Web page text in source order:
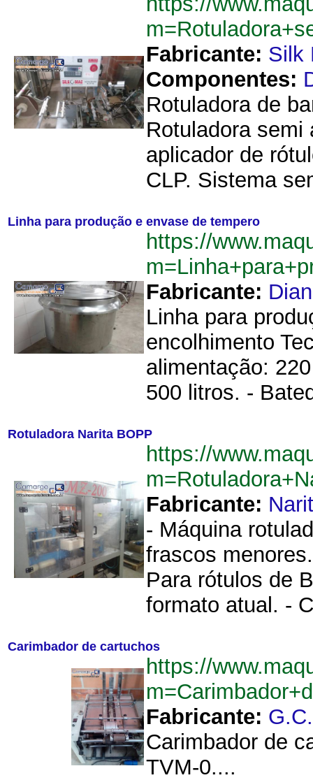
Fabricante: Silk
Componentes:
Rotuladora de
Rotuladora
aplicador de
CLP. Sistema
Linha para produção e envase de tempero
https://
Fabricante:
Linha para
encolhimento
alimentação:
500 litros. -
Rotuladora Narita BOPP
https://
Fabricante:
- Máquina
frascos
Para rótulos de
formato atual. -
Carimbador de cartuchos
https://
Fabricante:
Carimbador de
TVM-0....